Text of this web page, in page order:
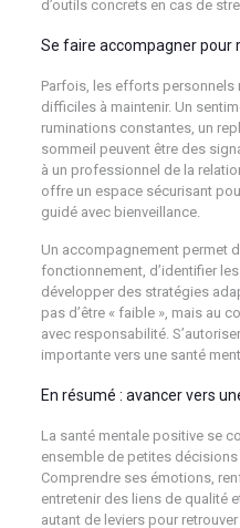
d’outils concrets en cas de
Se faire accompagner pour
Parfois, les efforts
difficiles à maintenir. Un
ruminations constantes, un
sommeil peuvent être des
à un professionnel de la
offre un espace sécurisant
guidé avec bienveillance.
Un accompagnement permet
fonctionnement, d’identifier
développer des stratégies
pas d’être « faible », mais au
avec responsabilité.
importante vers une santé
En résumé : avancer vers
La santé mentale positive se
ensemble de petites
Comprendre ses émotions,
entretenir des liens de qualité
autant de leviers pour